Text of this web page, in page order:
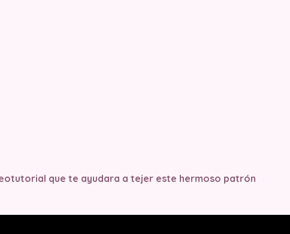
que te ayudara a tejer este hermoso patrón